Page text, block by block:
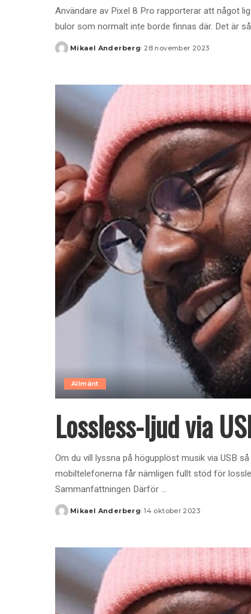
Användare av Pixel 8 Pro rapporterar att något
bulor som normalt inte borde finnas där. Det är
Posted
Mikael Anderberg 28 november 2023
Allmänt
Lossless-ljud via
Om du vill lyssna på högupplöst musik via USB
mobiltelefonerna får nämligen fullt stöd för
Sammanfattningen Därför ...
Posted
Mikael Anderberg 14 oktober 2023